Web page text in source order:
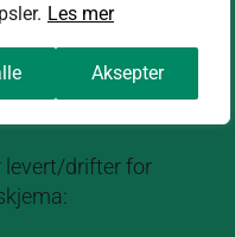
Les mer
Aksepter
levert/drifter for